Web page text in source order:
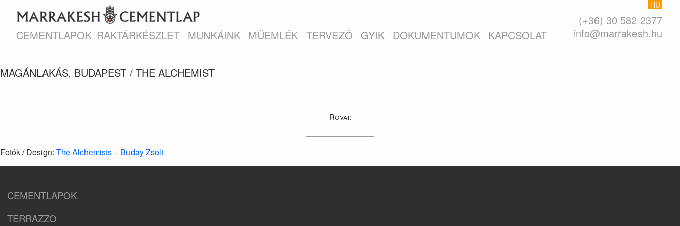
HU
CEMENTLAPOK RAKTÁRKÉSZLET MUNKÁINK MŰEMLÉK TERVEZŐ GYIK DOKUMENTUMOK KAPCSOLAT
(+36) 30 582 2377
info@marrakesh.hu
MAGÁNLAKÁS, BUDAPEST / THE ALCHEMIST
Rovat:
Fotók / Design: The Alchemists – Buday Zsolt
CEMENTLAPOK
TERRAZZO